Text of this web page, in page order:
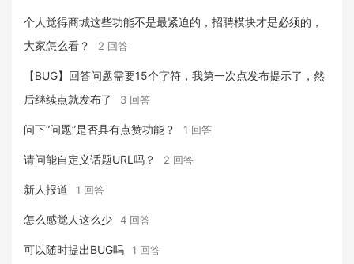
个人觉得商城这些功能不是最紧迫的，招聘模块才是必须的，
大家怎么看？
2 回答
【BUG】回答问题需要15个字符，我第一次点发布提示了，然
后继续点就发布了
3 回答
问下“问题”是否具有点赞功能？ 1 回答
请问能自定义话题URL吗？ 2 回答
新人报道 1 回答
怎么感觉人这么少 4 回答
可以随时提出BUG吗 1 回答